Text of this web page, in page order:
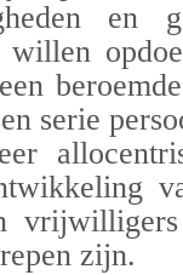
en
willen
serie
zijn.